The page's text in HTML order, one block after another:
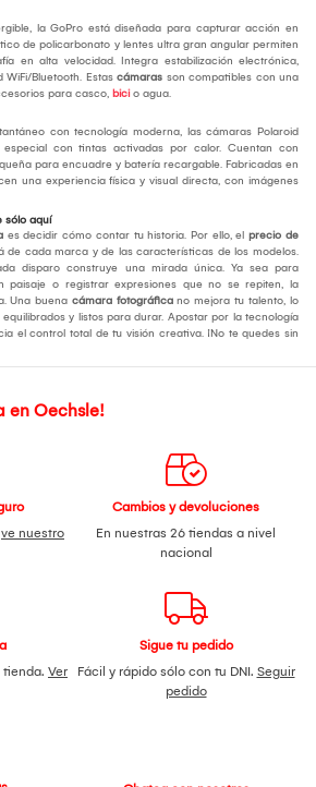
la GoPro está diseñada para capturar acción en
de policarbonato y lentes ultra gran angular permiten
en alta velocidad. Integra estabilización electrónica,
Bluetooth. Estas cámaras son compatibles con una
para casco, bicio agua.
con tecnología moderna, las cámaras Polaroid
con tintas activadas por calor. Cuentan con
para encuadre y batería recargable. Fabricadas en
una experiencia física y visual directa, con imágenes
sólo aquí
es decidir cómo contar tu historia. Por ello, el precio de
de cada marca y de las características de los modelos.
disparo construye una mirada única. Ya sea para
paisaje o registrar expresiones que no se repiten, la
Una buena cámara fotográfica no mejora tu talento, lo
y listos para durar. Apostar por la tecnología
el control total de tu visión creativa. ¡No te quedes sin
en Oechsle!
ve nuestro
Cambios y devoluciones
En nuestras 26 tiendas a nivel
nacional
tienda. Ver
Sigue tu pedido
Fácil y rápido sólo con tu DNI. Seguir
pedido